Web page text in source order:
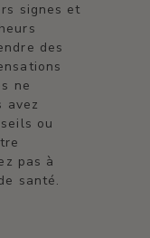
signes et
des
ne
avez
ou
pas à
santé.